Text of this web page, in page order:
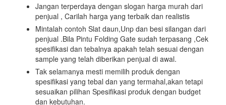
Jangan terperdaya dengan slogan harga murah dari
penjual , Carilah harga yang terbaik dan realistis
Mintalah contoh Slat daun,Unp dan besi silangan dari
penjual .Bila Pintu Folding Gate sudah terpasang ,Cek
spesifikasi dan tebalnya apakah telah sesuai dengan
sample yang telah diberikan penjual di awal.
Tak selamanya mesti memilih produk dengan
spesifikasi yang tebal dan yang termahal,akan tetapi
sesuaikan pilihan Spesifikasi produk dengan budget
dan kebutuhan.